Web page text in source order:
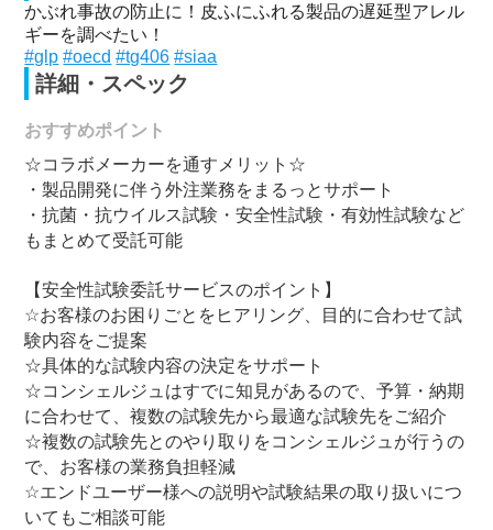
かぶれ事故の防止に！皮ふにふれる製品の遅延型アレル
ギーを調べたい！
#glp #oecd #tg406 #siaa
詳細・スペック
おすすめポイント
☆コラボメーカーを通すメリット☆
・製品開発に伴う外注業務をまるっとサポート
・抗菌・抗ウイルス試験・安全性試験・有効性試験など
もまとめて受託可能
【安全性試験委託サービスのポイント】
☆お客様のお困りごとをヒアリング、目的に合わせて試
験内容をご提案
☆具体的な試験内容の決定をサポート
☆コンシェルジュはすでに知見があるので、予算・納期
に合わせて、複数の試験先から最適な試験先をご紹介
☆複数の試験先とのやり取りをコンシェルジュが行うの
で、お客様の業務負担軽減
☆エンドユーザー様への説明や試験結果の取り扱いにつ
いてもご相談可能